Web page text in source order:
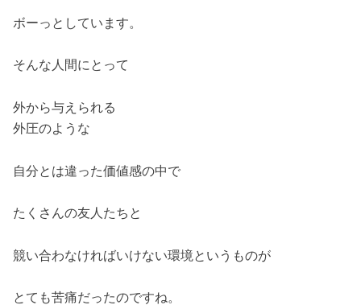
ボーっとしています。
そんな人間にとって
外から与えられる
外圧のような
自分とは違った価値感の中で
たくさんの友人たちと
競い合わなければいけない環境というものが
とても苦痛だったのですね。